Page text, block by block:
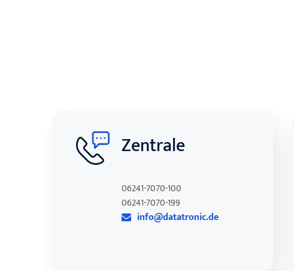
Zentrale
06241-7070-100
06241-7070-199
info@datatronic.de